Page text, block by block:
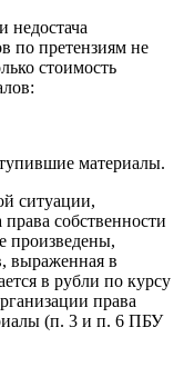
недостача
по претензиям не
стоимость
материалы.
ситуации,
собственности
произведены,
выраженная в
в рубли по курсу
права
(п. 3 и п. 6 ПБУ